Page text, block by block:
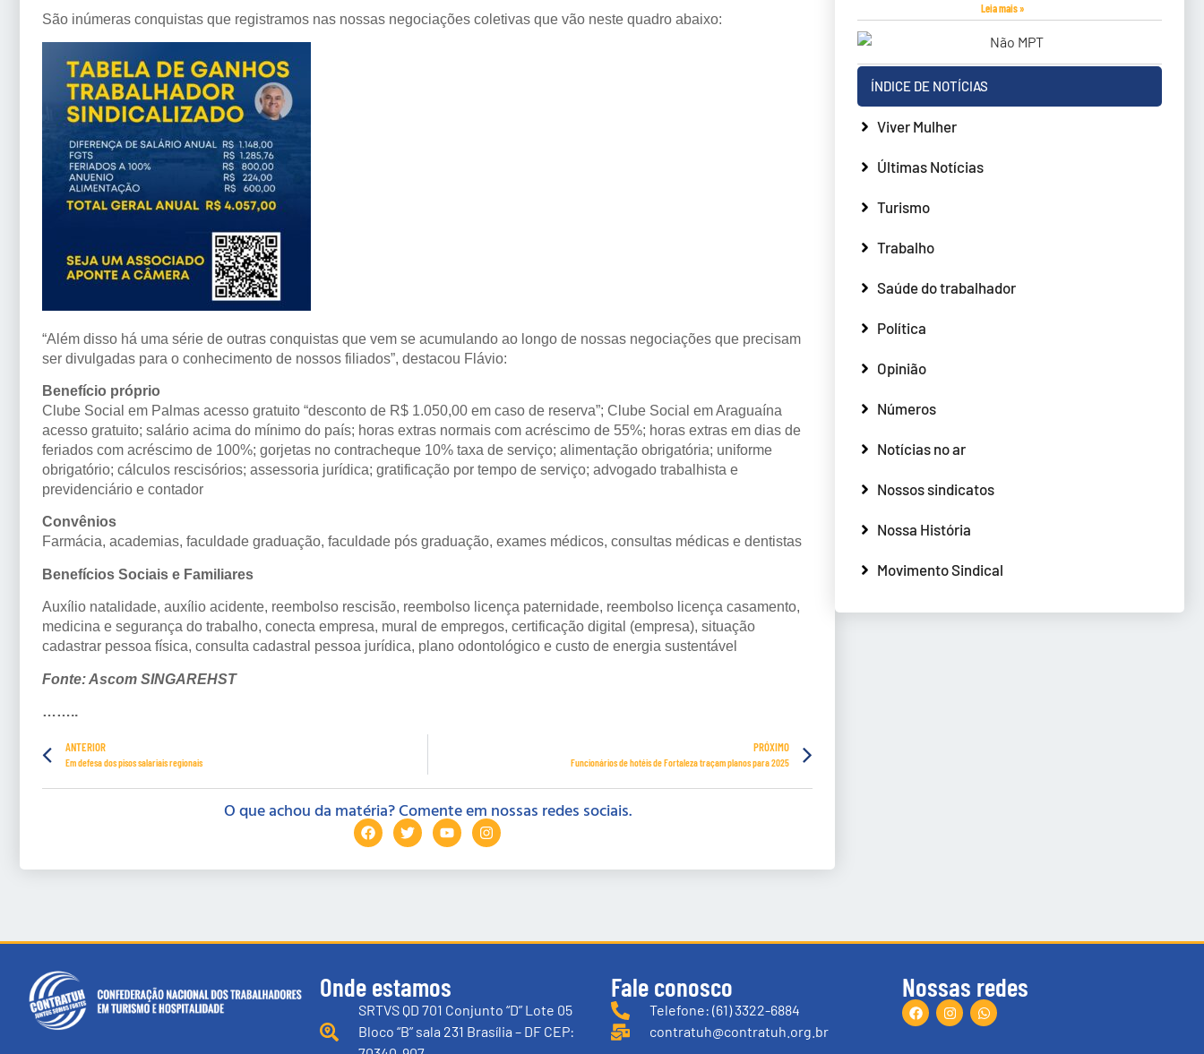
São inúmeras conquistas que registramos nas nossas negociações coletivas que vão neste quadro abaixo:
“Além disso há uma série de outras conquistas que vem se acumulando ao longo de nossas negociações que precisam
ser divulgadas para o conhecimento de nossos filiados”, destacou Flávio:
Benefício próprio
Clube Social em Palmas acesso gratuito “desconto de R$ 1.050,00 em caso de reserva”; Clube Social em Araguaína
acesso gratuito; salário acima do mínimo do país; horas extras normais com acréscimo de 55%; horas extras em dias de
feriados com acréscimo de 100%; gorjetas no contracheque 10% taxa de serviço; alimentação obrigatória; uniforme
obrigatório; cálculos rescisórios; assessoria jurídica; gratificação por tempo de serviço; advogado trabalhista e
previdenciário e contador
Convênios
Farmácia, academias, faculdade graduação, faculdade pós graduação, exames médicos, consultas médicas e dentistas
Benefícios Sociais e Familiares
Auxílio natalidade, auxílio acidente, reembolso rescisão, reembolso licença paternidade, reembolso licença casamento,
medicina e segurança do trabalho, conecta empresa, mural de empregos, certificação digital (empresa), situação
cadastrar pessoa física, consulta cadastral pessoa jurídica, plano odontológico e custo de energia sustentável
Fonte: Ascom SINGAREHST
……..
ANTERIOR
Em defesa dos pisos salariais regionais
PRÓXIMO
Funcionários de hotéis de Fortaleza traçam planos para 2025
O que achou da matéria? Comente em nossas redes sociais.
Leia mais »
ÍNDICE DE NOTÍCIAS
Viver Mulher
Últimas Notícias
Turismo
Trabalho
Saúde do trabalhador
Política
Opinião
Números
Notícias no ar
Nossos sindicatos
Nossa História
Movimento Sindical
Onde estamos
SRTVS QD 701 Conjunto “D” Lote 05
Bloco “B” sala 231 Brasília – DF CEP:
Fale conosco
Telefone: (61) 3322-6884
contratuh@contratuh.org.br
Nossas redes